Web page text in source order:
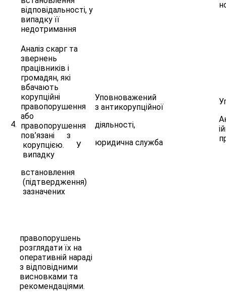
відповідальності, у
випадку її
недотримання
4.
Аналіз скарг та
звернень
працівників і
громадян, які
вбачають
корупційні
правопорушення
або
правопорушення
пов’язані з
корупцією. У
випадку
встановлення
(підтвердження)
зазначених
Уповноважений
з антикорупційної
діяльності,
юридична служба
правопорушень
розглядати їх на
оперативній нараді
з відповідними
висновками та
рекомендаціями.